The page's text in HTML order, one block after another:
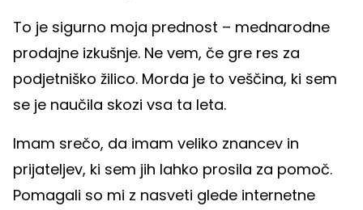
To je sigurno moja prednost – mednarodne
prodajne izkušnje. Ne vem, če gre res za
podjetniško žilico. Morda je to veščina, ki sem
se je naučila skozi vsa ta leta.
Imam srečo, da imam veliko znancev in
prijateljev, ki sem jih lahko prosila za pomoč.
Pomagali so mi z nasveti glede internetne